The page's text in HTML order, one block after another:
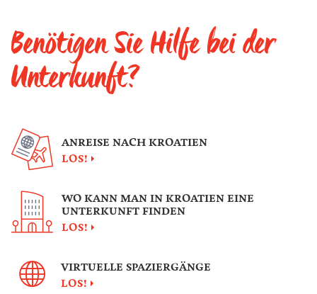
Benötigen Sie Hilfe bei der
Unterkunft?
ANREISE NACH KROATIEN
LOS!
WO KANN MAN IN KROATIEN EINE
UNTERKUNFT FINDEN
LOS!
VIRTUELLE SPAZIERGÄNGE
LOS!